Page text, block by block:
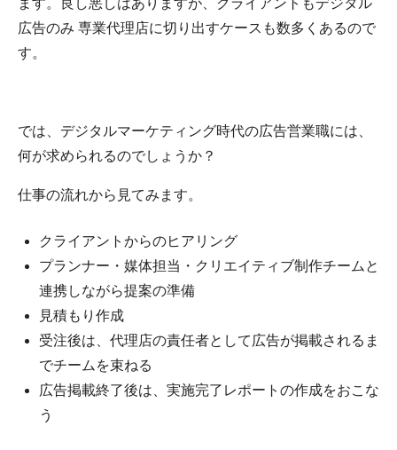
ます。良し悪しはありますが、クライアントもデジタル
広告のみ 専業代理店に切り出すケースも数多くあるので
す。
では、デジタルマーケティング時代の広告営業職には、
何が求められるのでしょうか？
仕事の流れから見てみます。
クライアントからのヒアリング
プランナー・媒体担当・クリエイティブ制作チームと
連携しながら提案の準備
見積もり作成
受注後は、代理店の責任者として広告が掲載されるま
でチームを束ねる
広告掲載終了後は、実施完了レポートの作成をおこな
う